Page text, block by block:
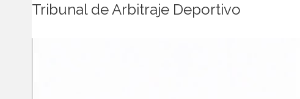
Tribunal de Arbitraje Deportivo